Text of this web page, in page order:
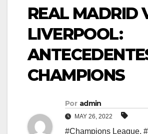
REAL MADRID
LIVERPOOL:
CHAMPIONS
Por admin
MAY 26, 2022
#Champions League,